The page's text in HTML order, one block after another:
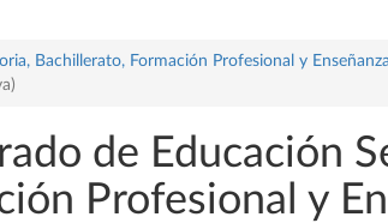
Bachillerato, Formación Profesional y
de Educación
Profesional y